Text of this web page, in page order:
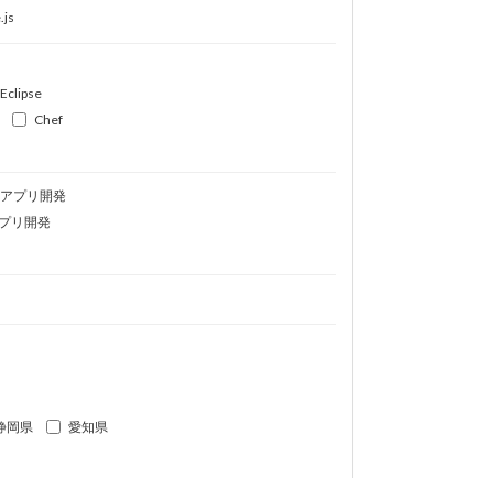
Eclipse
Chef
プリ開発
リ開発
岡県
愛知県